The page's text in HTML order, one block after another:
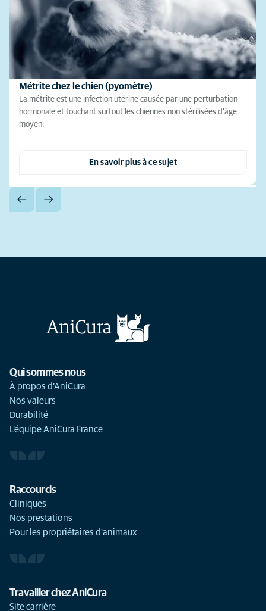
Métrite chez le chien (pyomètre)
La métrite est une infection utérine causée par une perturbation
hormonale et touchant surtout les chiennes non stérilisées d’âge
moyen.
En savoir plus à ce sujet
Qui sommes nous
À propos d'AniCura
Nos valeurs
Durabilité
L'équipe AniCura France
Raccourcis
Cliniques
Nos prestations
Pour les propriétaires d'animaux
Travailler chez AniCura
Site carrière